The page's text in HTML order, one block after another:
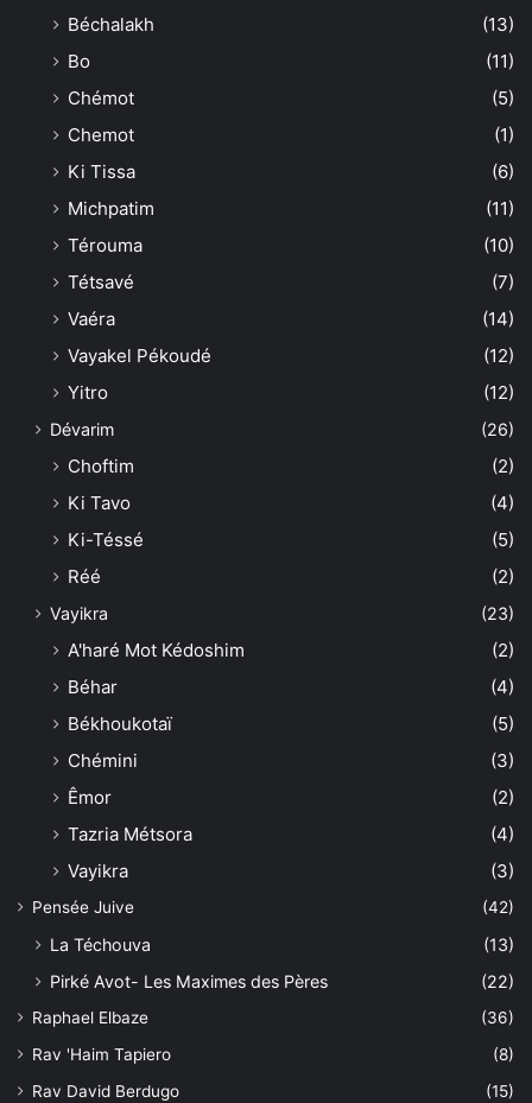
Béchalakh
(13)
Bo
(11)
Chémot
(5)
Chemot
(1)
Ki Tissa
(6)
Michpatim
(11)
Térouma
(10)
Tétsavé
(7)
Vaéra
(14)
Vayakel Pékoudé
(12)
Yitro
(12)
Dévarim (26)
Choftim
(2)
Ki Tavo
(4)
Ki-Téssé
(5)
Réé
(2)
Vayikra (23)
A'haré Mot Kédoshim
(2)
Béhar
(4)
Békhoukotaï
(5)
Chémini
(3)
Êmor
(2)
Tazria Métsora
(4)
Vayikra
(3)
Pensée Juive (42)
La Téchouva
(13)
Pirké Avot- Les Maximes des Pères
(22)
Raphael Elbaze
(36)
Rav 'Haim Tapiero
(8)
Rav David Berdugo
(15)